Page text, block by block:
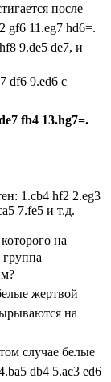
после
gf6 11.eg7 hd6=.
9.de5 de7, и
df6 9.ed6 с
fb4 13.hg7=.
1.cb4 hf2 2.eg3
7.fe5 и т.д.
на
жертвой
на
случае белые
db4 5.ac3 ed6